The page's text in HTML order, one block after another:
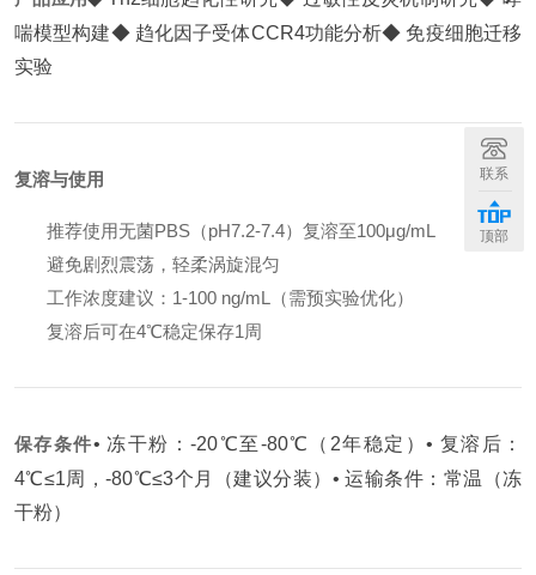
喘模型构建◆ 趋化因子受体CCR4功能分析◆ 免疫细胞迁移
实验
复溶与使用
推荐使用无菌PBS（pH7.2-7.4）复溶至100μg/mL
避免剧烈震荡，轻柔涡旋混匀
工作浓度建议：1-100 ng/mL（需预实验优化）
复溶后可在4℃稳定保存1周
保存条件• 冻干粉：-20℃至-80℃（2年稳定）• 复溶后：
4℃≤1周，-80℃≤3个月（建议分装） • 运输条件：常温（冻
干粉）
联系
顶部